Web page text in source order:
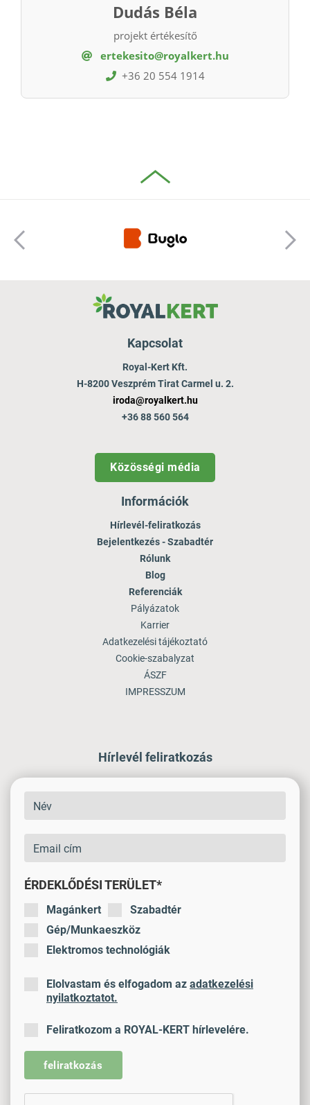
Dudás Béla
projekt értékesítő
ertekesito@royalkert.hu
+36 20 554 1914
Kapcsolat
Royal-Kert Kft.
H-8200 Veszprém Tirat Carmel u. 2.
iroda@royalkert.hu
+36 88 560 564
Közösségi média
Információk
Hírlevél-feliratkozás
Bejelentkezés - Szabadtér
Rólunk
Blog
Referenciák
Pályázatok
Karrier
Adatkezelési tájékoztató
Cookie-szabalyzat
ÁSZF
IMPRESSZUM
Hírlevél feliratkozás
ÉRDEKLŐDÉSI TERÜLET*
Magánkert
Szabadtér
Gép/Munkaeszköz
Elektromos technológiák
Elolvastam és elfogadom az adatkezelési
nyilatkoztatot.
Feliratkozom a ROYAL-KERT hírlevelére.
feliratkozás